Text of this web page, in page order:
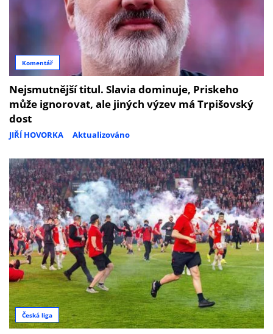
Komentář
Nejsmutnější titul. Slavia dominuje, Priskeho
může ignorovat, ale jiných výzev má Trpišovský
dost
JIŘÍ HOVORKA Aktualizováno
Česká liga